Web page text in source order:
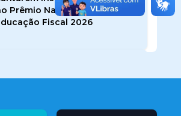
Prêmio Nacional de
Fiscal 2026